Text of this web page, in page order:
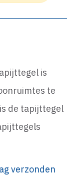
is
te
de tapijttegel
verzonden